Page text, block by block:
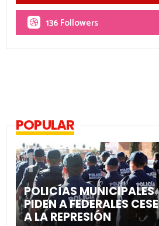
136 Followers
POPULAR
POLICÍAS MUNICIPALES
PIDEN A FEDERALES CESE
A LA REPRESIÓN